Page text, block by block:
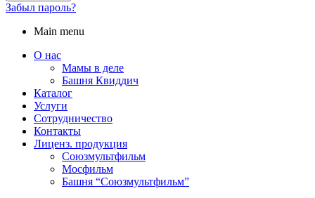
Забыл пароль?
Main menu
О нас
Мамы в деле
Башня Квиддич
Каталог
Услуги
Сотрудничество
Контакты
Лиценз. продукция
Союзмультфильм
Мосфильм
Башня “Союзмультфильм”